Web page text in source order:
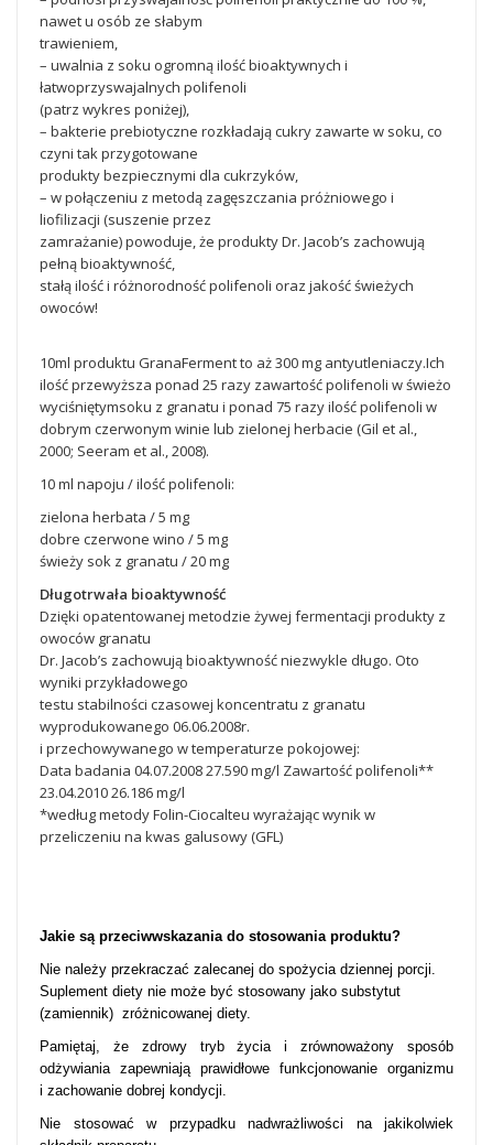
nawet u osób ze słabym
trawieniem,
– uwalnia z soku ogromną ilość bioaktywnych i
łatwoprzyswajalnych polifenoli
(patrz wykres poniżej),
– bakterie prebiotyczne rozkładają cukry zawarte w soku, co
czyni tak przygotowane
produkty bezpiecznymi dla cukrzyków,
– w połączeniu z metodą zagęszczania próżniowego i
liofilizacji (suszenie przez
zamrażanie) powoduje, że produkty Dr. Jacob’s zachowują
pełną bioaktywność,
stałą ilość i różnorodność polifenoli oraz jakość świeżych
owoców!
10ml produktu GranaFerment to aż 300 mg antyutleniaczy.Ich
ilość przewyższa ponad 25 razy zawartość polifenoli w świeżo
wyciśniętymsoku z granatu i ponad 75 razy ilość polifenoli w
dobrym czerwonym winie lub zielonej herbacie (Gil et al.,
2000; Seeram et al., 2008).
10 ml napoju / ilość polifenoli:
zielona herbata / 5 mg
dobre czerwone wino / 5 mg
świeży sok z granatu / 20 mg
Długotrwała bioaktywność
Dzięki opatentowanej metodzie żywej fermentacji produkty z
owoców granatu
Dr. Jacob’s zachowują bioaktywność niezwykle długo. Oto
wyniki przykładowego
testu stabilności czasowej koncentratu z granatu
wyprodukowanego 06.06.2008r.
i przechowywanego w temperaturze pokojowej:
Data badania 04.07.2008 27.590 mg/l Zawartość polifenoli**
23.04.2010 26.186 mg/l
*według metody Folin-Ciocalteu wyrażając wynik w
przeliczeniu na kwas galusowy (GFL)
Jakie są przeciwwskazania do stosowania produktu?
Nie należy przekraczać zalecanej do spożycia dziennej porcji.
Suplement diety nie może być stosowany jako substytut
(zamiennik) zróżnicowanej diety.
Pamiętaj, że zdrowy tryb życia i zrównoważony sposób
odżywiania zapewniają prawidłowe funkcjonowanie organizmu
i zachowanie dobrej kondycji.
Nie stosować w przypadku nadwrażliwości na jakikolwiek